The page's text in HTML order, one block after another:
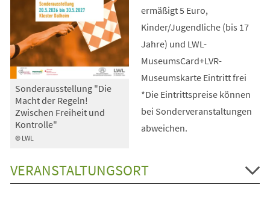
© LWL
Sonderausstellung "Die
Macht der Regeln!
Zwischen Freiheit und
Kontrolle"
ermäßigt 5 Euro,
Kinder/Jugendliche (bis 17
Jahre) und LWL-
MuseumsCard+LVR-
Museumskarte Eintritt frei
*Die Eintrittspreise können
bei Sonderveranstaltungen
abweichen.
VERANSTALTUNGSORT